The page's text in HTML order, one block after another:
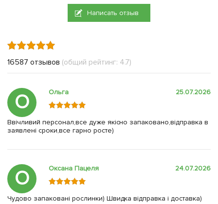
Написать отзыв
16587 отзывов (общий рейтинг: 4.7)
О Ольга 25.07.2026
Ввічливий персонал,все дуже якісно запаковано,відправка в
заявлені сроки,все гарно росте)
О Оксана Пацеля 24.07.2026
Чудово запаковані рослинки) Швидка відправка і доставка)